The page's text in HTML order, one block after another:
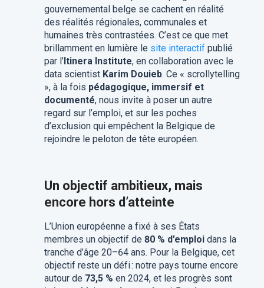
gouvernemental belge se cachent en réalité
des réalités régionales, communales et
humaines très contrastées. C’est ce que met
brillamment en lumière le site interactifpublié
par l’Itinera Institute, en collaboration avec le
data scientist Karim Douieb. Ce « scrollytelling
», à la fois pédagogique, immersif et
documenté, nous invite à poser un autre
regard sur l’emploi, et sur les poches
d’exclusion qui empêchent la Belgique de
rejoindre le peloton de tête européen.
Un objectif ambitieux, mais
encore hors d’atteinte
L’Union européenne a fixé à ses États
membres un objectif de 80 % d’emploidans la
tranche d’âge 20–64 ans. Pour la Belgique, cet
objectif reste un défi: notre pays tourne encore
autour de 73,5 % en 2024, et les progrès sont